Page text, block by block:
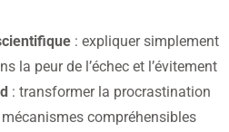
: expliquer simplement
la peur de l’échec et l’évitement
: transformer la procrastination
compréhensibles